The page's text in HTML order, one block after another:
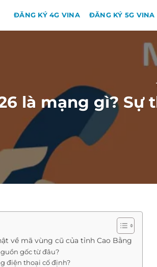
ĐĂNG KÝ 4G VINA ĐĂNG KÝ 5G VINA
là mạng gì? Sự
về mã vùng cũ của tỉnh Cao Bằng
gốc từ đâu?
điện thoại cố định?